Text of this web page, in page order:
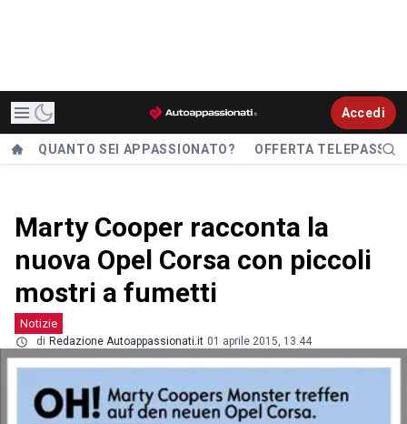
Accedi
QUANTO SEI APPASSIONATO? OFFERTA TELEPASS
Marty Cooper racconta la
nuova Opel Corsa con piccoli
mostri a fumetti
Notizie
di Redazione Autoappassionati.it 01 aprile 2015, 13.44